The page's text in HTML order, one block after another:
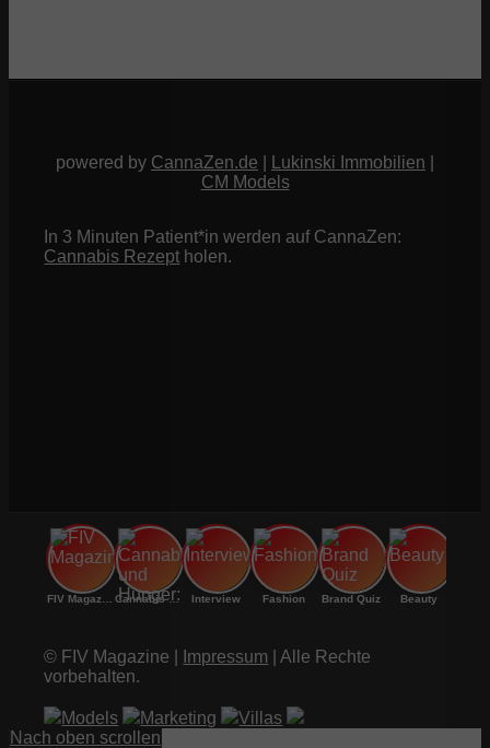
powered by CannaZen.de Lukinski Immobilien
CM Models
In 3 Minuten Patient*in werden auf CannaZen:
Cannabis Rezept holen.
Cannabis und Hunger: Interview Fashion Brand Quiz Beauty
© FIV Magazine | Impressum | Alle Rechte
vorbehalten.
Models Marketing
Villas
Nach oben scrollen